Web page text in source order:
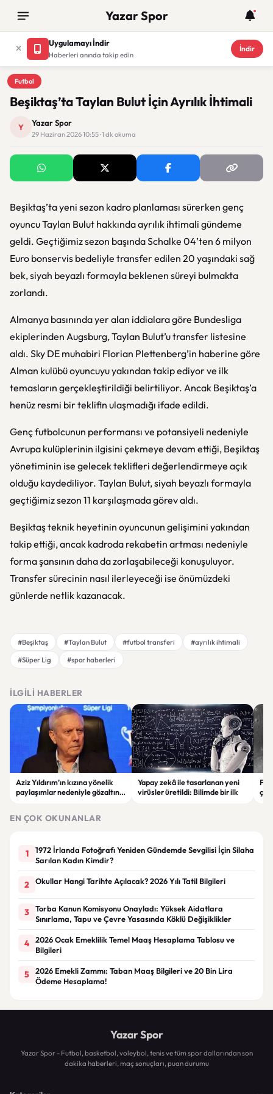
Yazar Spor
Uygulamayı İndir
Haberleri anında takip edin
İndir
Futbol
Futbol
Beşiktaş’ta Taylan Bulut İçin Ayrılık İhtimali
Y Yazar Spor
29 Haziran 2026 10:55 · 1 dk okuma
Beşiktaş’ta yeni sezon kadro planlaması sürerken genç
oyuncu Taylan Bulut hakkında ayrılık ihtimali gündeme
geldi. Geçtiğimiz sezon başında Schalke 04’ten 6 milyon
Euro bonservis bedeliyle transfer edilen 20 yaşındaki sağ
bek, siyah beyazlı formayla beklenen süreyi bulmakta
zorlandı.
Almanya basınında yer alan iddialara göre Bundesliga
ekiplerinden Augsburg, Taylan Bulut’u transfer listesine
aldı. Sky DE muhabiri Florian Plettenberg’in haberine göre
Alman kulübü oyuncuyu yakından takip ediyor ve ilk
temasların gerçekleştirildiği belirtiliyor. Ancak Beşiktaş’a
henüz resmi bir teklifin ulaşmadığı ifade edildi.
Genç futbolcunun performansı ve potansiyeli nedeniyle
Avrupa kulüplerinin ilgisini çekmeye devam ettiği, Beşiktaş
yönetiminin ise gelecek teklifleri değerlendirmeye açık
olduğu kaydediliyor. Taylan Bulut, siyah beyazlı formayla
geçtiğimiz sezon 11 karşılaşmada görev aldı.
Beşiktaş teknik heyetinin oyuncunun gelişimini yakından
takip ettiği, ancak kadroda rekabetin artması nedeniyle
forma şansının daha da zorlaşabileceği konuşuluyor.
Transfer sürecinin nasıl ilerleyeceği ise önümüzdeki
günlerde netlik kazanacak.
#Beşiktaş #Taylan Bulut #futbol transferi
#ayrılık ihtimali
#Süper Lig
#spor haberleri
İLGILI HABERLER
Aziz Yıldırım’ın kızına yönelik
paylaşımlar nedeniyle gözaltına
Yapay zekâ ile tasarlanan yeni
virüsler üretildi: Bilimde bir ilk
EN ÇOK OKUNANLAR
1
1972 İrlanda Fotoğrafı Yeniden Gündemde Sevgilisi İçin Silaha
Sarılan Kadın Kimdir?
2 Okullar Hangi Tarihte Açılacak? 2026 Yılı Tatil Bilgileri
3
Torba Kanun Komisyonu Onayladı: Yüksek Aidatlara
Sınırlama, Tapu ve Çevre Yasasında Köklü Değişiklikler
4
2026 Ocak Emeklilik Temel Maaş Hesaplama Tablosu ve
Bilgileri
5
2026 Emekli Zammı: Taban Maaş Bilgileri ve 20 Bin Lira
Ödeme Hesaplama!
Yazar Spor
Yazar Spor - Futbol, basketbol, voleybol, tenis ve tüm spor dallarından son
dakika haberleri, maç sonuçları, puan durumu